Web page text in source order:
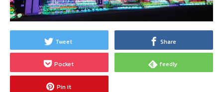
Tweet Share
Pocket feedly
Pin it